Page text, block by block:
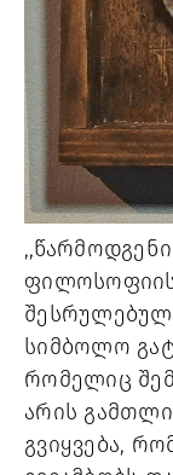
ფილოსოფიის
სიმბოლო
რომელიც
არის
გვიყვება,